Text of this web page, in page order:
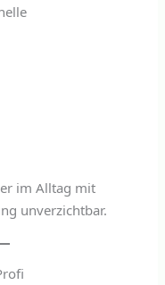
im Alltag mit
unverzichtbar.